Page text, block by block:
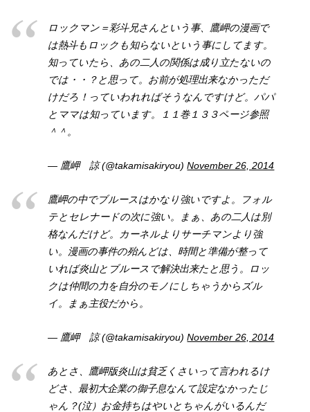
ロックマン＝彩斗兄さんという事、鷹岬の漫画で
は熱斗もロックも知らないという事にしてます。
知っていたら、あの二人の関係は成り立たないの
では・・？と思って。お前が処理出来なかっただ
けだろ！っていわれればそうなんですけど。パパ
とママは知っています。１１巻１３３ページ参照
＾＾。
— 鷹岬 諒 (@takamisakiryou)November 26, 2014
鷹岬の中でブルースはかなり強いですよ。フォル
テとセレナードの次に強い。まぁ、あの二人は別
格なんだけど。カーネルよりサーチマンより強
い。漫画の事件の殆んどは、時間と準備が整って
いれば炎山とブルースで解決出来たと思う。ロッ
クは仲間の力を自分のモノにしちゃうからズル
イ。まぁ主役だから。
— 鷹岬 諒 (@takamisakiryou)November 26, 2014
あとさ、鷹岬版炎山は貧乏くさいって言われるけ
どさ、最初大企業の御子息なんて設定なかったじ
ゃん？(泣）お金持ちはやいとちゃんがいるんだ